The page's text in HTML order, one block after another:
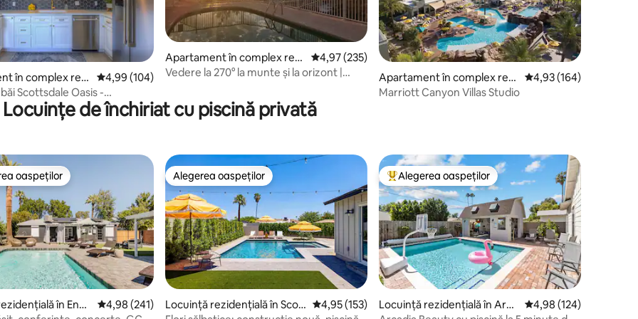
266 recenzii
în complex rezi
de Sud
Scor mediu de 4,99 din 5, 104 recenzii
4,99 (104)
Scottsdale Oasis -
Views!
Apartament în complex rezi
dențial în Muntele Nord
Scor mediu de 4,97 din 5, 235 recenzii
4,97 (235)
Vedere la 270° la munte și la orizont |
Apartament în complex rezi
dențial în Desert Ridge
Scor mediu de 4,93
4,93 (164)
Marriott Canyon Villas Studio
Locuințe de închiriat cu piscină privată
din topul categoriei Alegerea oaspeților
oaspeților
în Enca
Scor mediu de 4,98 din 5, 241 recenzii
4,98 (241)
Alegerea oaspeților
Alegerea oaspeților
Locuință rezidențială în Scott Scor mediu de 4,95 din 5, 153 recenzii
4,95 (153)
Locuință din topul categoriei Alegerea oaspeților
Alegerea oaspeților
Locuință rezidențială în Arca
Scor mediu de 4,98
4,98 (124)